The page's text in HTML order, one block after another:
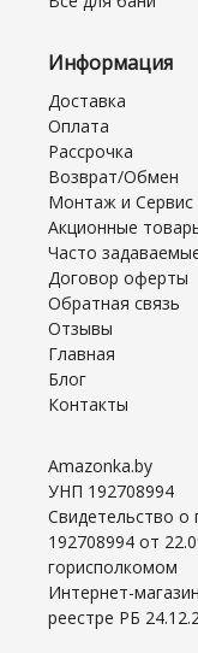
Информация
Доставка
Оплата
Рассрочка
Возврат/Обмен
Монтаж и Сервис
Акционные
Часто
Договор оферты
Обратная связь
Отзывы
Главная
Блог
Контакты
Amazonka.by
УНП 192708994
Свидетельство о
192708994 от
горисполкомом
Интернет-
реестре РБ